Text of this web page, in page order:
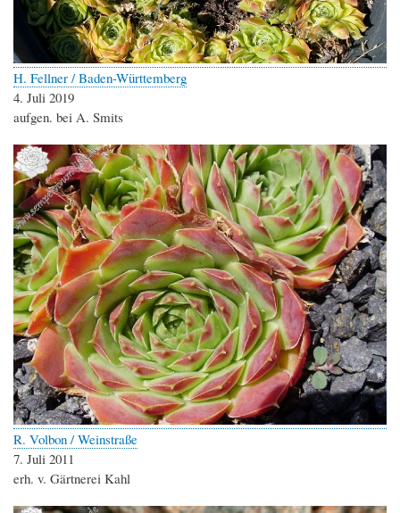
H. Fellner / Baden-Württemberg
4. Juli 2019
aufgen. bei A. Smits
R. Volbon / Weinstraße
7. Juli 2011
erh. v. Gärtnerei Kahl